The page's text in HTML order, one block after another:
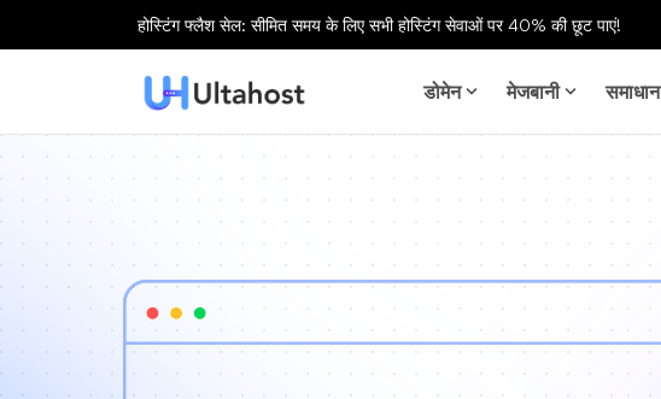
होस्टिंग फ्लैश सेल: सीमित समय के लिए सभी होस्टिंग सेवाओं पर 40% की छूट पाएं!
डोमेन मेजबानी समाधान